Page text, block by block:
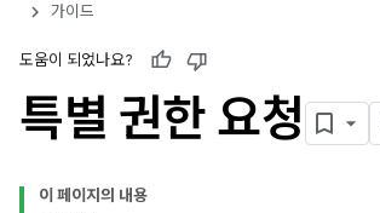
가이드
도움이 되었나요?
특별 권한 요청
이 페이지의 내용